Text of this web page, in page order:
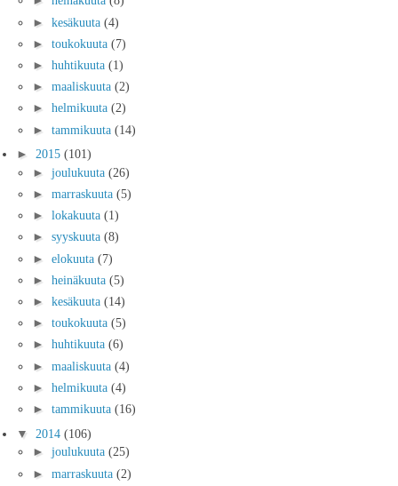
► kesäkuuta (4)
► toukokuuta (7)
► huhtikuuta (1)
► maaliskuuta (2)
► helmikuuta (2)
► tammikuuta (14)
► 2015 (101)
► joulukuuta (26)
► marraskuuta (5)
► lokakuuta (1)
► syyskuuta (8)
► elokuuta (7)
► heinäkuuta (5)
► kesäkuuta (14)
► toukokuuta (5)
► huhtikuuta (6)
► maaliskuuta (4)
► helmikuuta (4)
► tammikuuta (16)
▼ 2014 (106)
► joulukuuta (25)
► marraskuuta (2)